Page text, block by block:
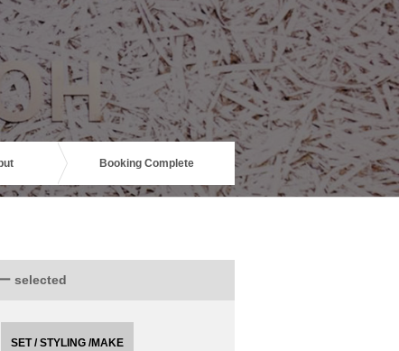
Booking Complete
selected
SET / STYLING /MAKE